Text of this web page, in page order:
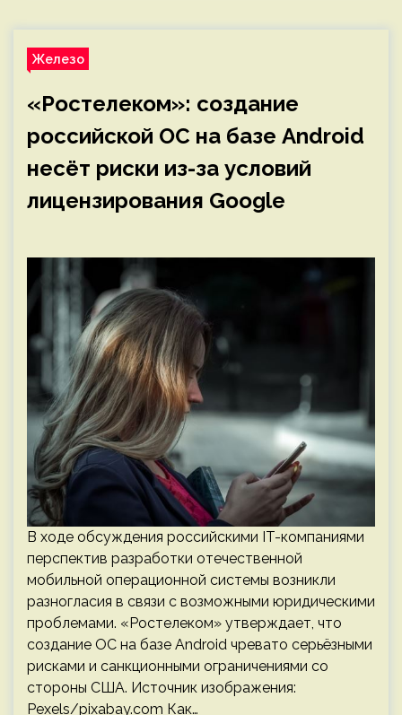
Железо
«Ростелеком»: создание
российской ОС на базе Android
несёт риски из-за условий
лицензирования Google
В ходе обсуждения российскими IT-компаниями
перспектив разработки отечественной
мобильной операционной системы возникли
разногласия в связи с возможными юридическими
проблемами. «Ростелеком» утверждает, что
создание ОС на базе Android чревато серьёзными
рисками и санкционными ограничениями со
стороны США. Источник изображения:
Pexels/pixabay.com Как…